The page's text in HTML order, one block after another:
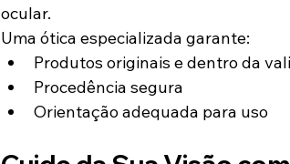
ocular.
Uma ótica especializada garante:
Produtos originais e dentro da
Procedência segura
Orientação adequada para uso